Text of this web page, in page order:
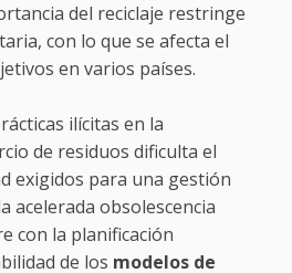
del reciclaje restringe
con lo que se afecta el
en varios países.
ilícitas en la
de residuos dificulta el
exigidos para una gestión
acelerada obsolescencia
con la planificación
de los modelos de